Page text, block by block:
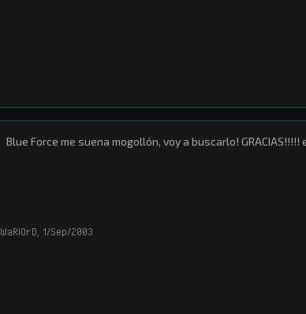
Blue Force me suena mogollón, voy a buscarlo! GRACIAS!!!!!
WaRlOrD 1/Sep/2003